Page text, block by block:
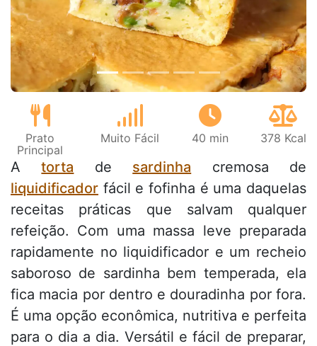
Prato
Principal
Muito Fácil 40 min 378 Kcal
Atorta de sardinha cremosa de
liquidificador fácil e fofinha é uma daquelas
receitas práticas que salvam qualquer
refeição. Com uma massa leve preparada
rapidamente no liquidificador e um recheio
saboroso de sardinha bem temperada, ela
fica macia por dentro e douradinha por fora.
É uma opção econômica, nutritiva e perfeita
para o dia a dia. Versátil e fácil de preparar,